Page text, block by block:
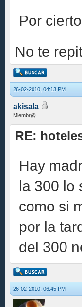
Por
No te
26-02-2010, 04:13 PM
akisala
Miembr@
RE:
Hay
la 300 lo
como si
por la
del 300
26-02-2010, 06:45 PM